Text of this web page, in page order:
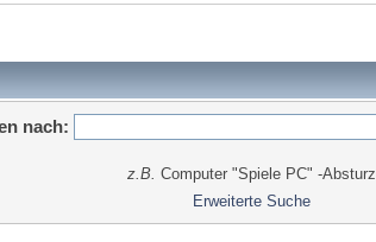
nach:
z.B. Computer "Spiele PC" -Absturz
Erweiterte Suche